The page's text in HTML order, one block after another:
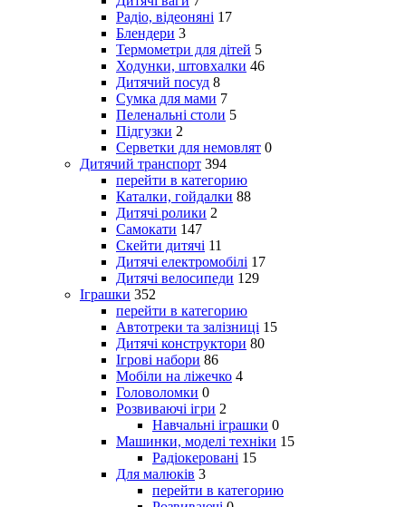
Радіо, відеоняні 17
Блендери 3
Термометри для дітей 5
Ходунки, штовхалки 46
Дитячий посуд 8
Сумка для мами 7
Пеленальні столи 5
Підгузки 2
Серветки для немовлят 0
Дитячий транспорт 394
перейти в категорию
Каталки, гойдалки 88
Дитячі ролики 2
Самокати 147
Скейти дитячі 11
Дитячі електромобілі 17
Дитячі велосипеди 129
Іграшки 352
перейти в категорию
Автотреки та залізниці 15
Дитячі конструктори 80
Ігрові набори 86
Мобіли на ліжечко 4
Головоломки 0
Розвиваючі ігри 2
Навчальні іграшки 0
Машинки, моделі техніки 15
Радіокеровані 15
Для малюків 3
перейти в категорию